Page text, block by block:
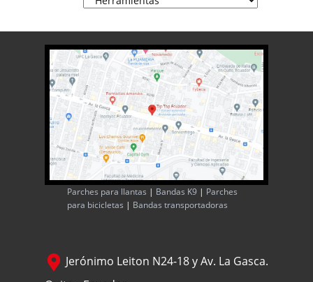
Parches para llantas | Bandas K9 | Parches
para bicicletas | Bandas transportadoras
Jerónimo Leiton N24-18 y Av. La Gasca.